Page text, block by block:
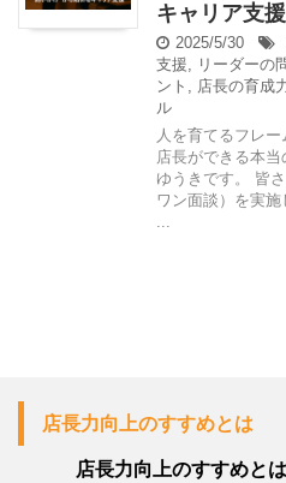
キャリア支援
2025/5/30
支援, リーダーの
ント , 店長の育成
ル
人を育てるフレー
店長ができる本
ゆうきです。 皆
ワン面談）を実施
...
店長力向上のすすめとは
店長力向上のすすめと